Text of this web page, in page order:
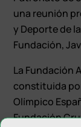
una reunión
y Deporte de
Fundación,
La Fundación
constituida
Olímpico
Fundación